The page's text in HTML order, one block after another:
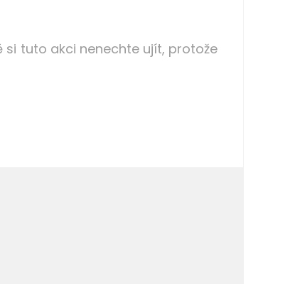
si tuto akci nenechte ujít, protože